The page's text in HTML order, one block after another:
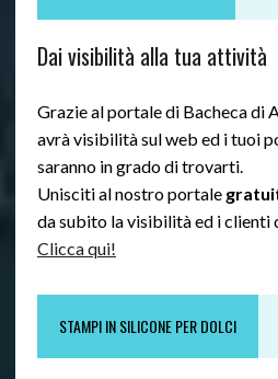
Dai visibilità alla tua attività
Grazie al portale di Bacheca di
avrà visibilità sul web ed i tuoi
saranno in grado di trovarti.
Unisciti al nostro portale
da subito la visibilità ed i clienti
Clicca qui!
STAMPI IN SILICONE PER DOLCI